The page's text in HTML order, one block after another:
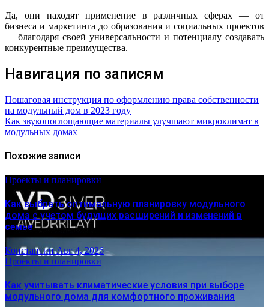
Да, они находят применение в различных сферах — от
бизнеса и маркетинга до образования и социальных проектов
— благодаря своей универсальности и потенциалу создавать
конкурентные преимущества.
Навигация по записям
Пошаговая инструкция по оформлению права собственности
на модульный дом в 2023 году
Как звукопоглощающие материалы улучшают микроклимат в
модульных домах
Похожие записи
Проекты и планировки
Как выбрать оптимальную планировку модульного
дома с учетом будущих расширений и изменений в
семье
КонстантинАвг 4, 2026
Проекты и планировки
Как учитывать климатические условия при выборе
модульного дома для комфортного проживания